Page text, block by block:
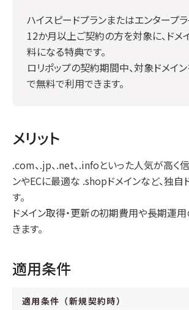
ハイスピードプランまたはエンタープ
12か月以上ご契約の方を対象に、ドメ
料になる特典です。
ロリポップの契約期間中、対象ドメイ
で無料で利用できます。
メリット
.com、.jp、.net、.infoといった人気が高く
ンやECに最適な .shopドメインなど、独自
す。
ドメイン取得・更新の初期費用や長期運
きます。
適用条件
適用条件（新規契約時）